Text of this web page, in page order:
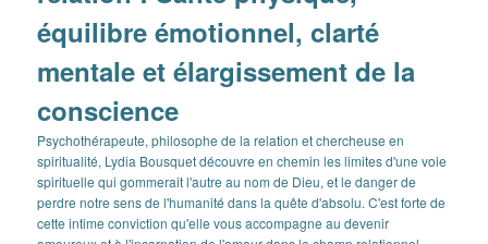
équilibre émotionnel, clarté
mentale et élargissement de la
conscience
Psychothérapeute, philosophe de la relation et chercheuse en
spiritualité, Lydia Bousquet découvre en chemin les limites d'une voie
spirituelle qui gommerait l'autre au nom de Dieu, et le danger de
perdre notre sens de l'humanité dans la quête d'absolu. C'est forte de
cette intime conviction qu'elle vous accompagne au devenir